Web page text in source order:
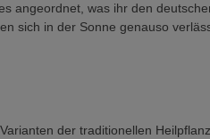
angeordnet, was ihr den
sich in der Sonne genauso
der traditionellen